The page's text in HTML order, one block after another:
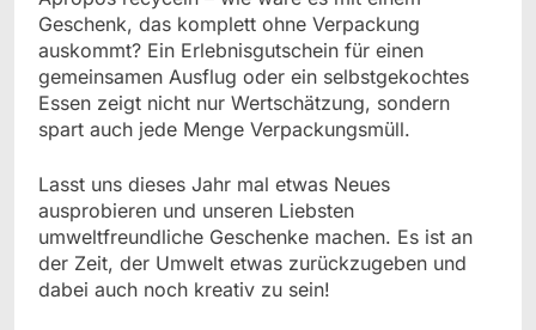
Geschenk, das komplett ohne Verpackung
auskommt? Ein Erlebnisgutschein für einen
gemeinsamen Ausflug oder ein selbstgekochtes
Essen zeigt nicht nur Wertschätzung, sondern
spart auch jede Menge Verpackungsmüll.
Lasst uns dieses Jahr mal etwas Neues
ausprobieren und unseren Liebsten
umweltfreundliche Geschenke machen. Es ist an
der Zeit, der Umwelt etwas zurückzugeben und
dabei auch noch kreativ zu sein!